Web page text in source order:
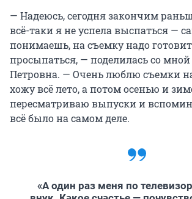
— Надеюсь, сегодня закончим
всё-таки я не успела выспаться —
понимаешь, на съемку надо
просыпаться, — поделилась со
Петровна. — Очень люблю съемки
хожу всё лето, а потом осенью и
пересматриваю выпуски и
всё было на самом деле.
«А один раз меня по